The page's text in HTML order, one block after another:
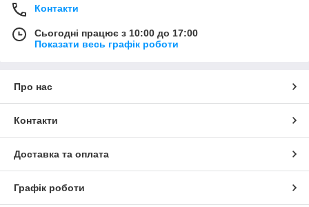
Контакти
Сьогодні працює з 10:00 до 17:00
Показати весь графік роботи
Про нас
Контакти
Доставка та оплата
Графік роботи